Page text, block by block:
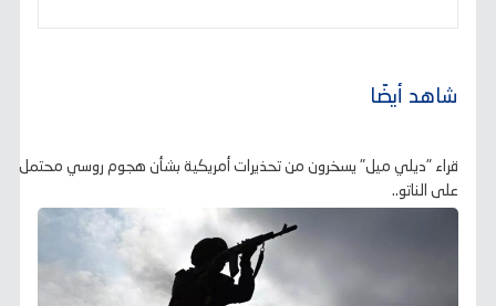
شاهد أيضًا
قراء "ديلي ميل" يسخرون من تحذيرات أمريكية بشأن هجوم روسي محتمل
على الناتو..